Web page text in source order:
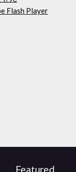
Flash Player
Featured